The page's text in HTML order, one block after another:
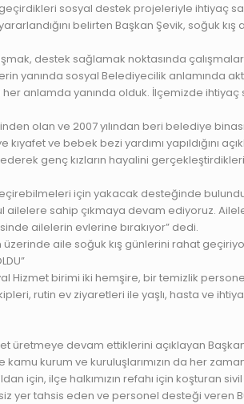
sosyal destek projeleriyle ihtiyaç
belirten Başkan Şevik, soğuk
destek sağlamak noktasında
yanında sosyal Belediyecilik
her anlamda yanında olduk. İlçemizde
olan ve 2007 yılından beri belediye
kıyafet ve bebek bezi yardımı yapıldığını
genç kızların hayalini
için yakacak desteğinde
ailelere sahip çıkmaya devam ediyoruz.
ailelerin evlerine bırakıyor” dedi.
aile soğuk kış günlerini rahat
Hizmet birimi iki hemşire, bir temizlik
rutin ev ziyaretleri ile yaşlı, hasta ve
üretmeye devam ettiklerini açıklayan
kamu kurum ve kuruluşlarımızın da her
için, ilçe halkımızın refahı için koşturan
yer tahsis eden ve personel desteği veren